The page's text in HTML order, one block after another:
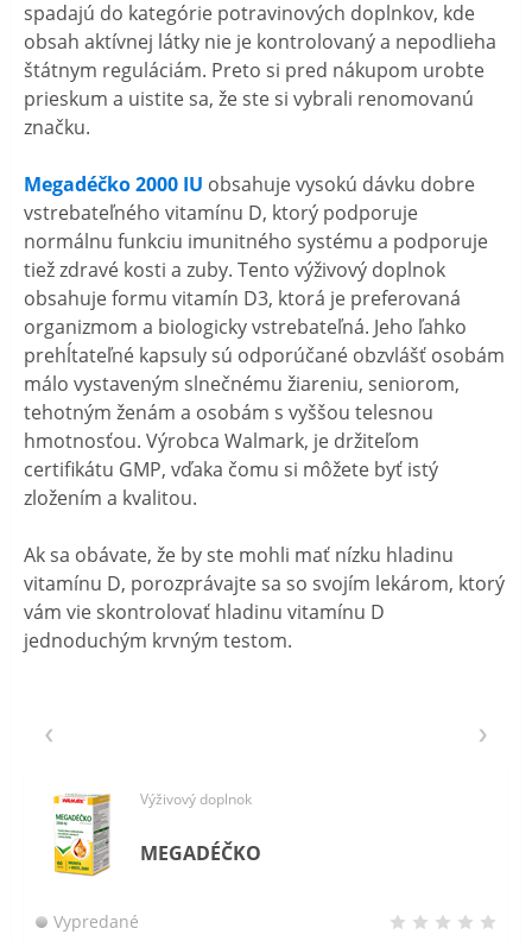
spadajú do kategórie potravinových doplnkov, kde
obsah aktívnej látky nie je kontrolovaný a nepodlieha
štátnym reguláciám. Preto si pred nákupom urobte
prieskum a uistite sa, že ste si vybrali renomovanú
značku.
Megadéčko 2000 IU obsahuje vysokú dávku dobre
vstrebateľného vitamínu D, ktorý podporuje
normálnu funkciu imunitného systému a podporuje
tiež zdravé kosti a zuby. Tento výživový doplnok
obsahuje formu vitamín D3, ktorá je preferovaná
organizmom a biologicky vstrebateľná. Jeho ľahko
prehĺtateľné kapsuly sú odporúčané obzvlášť osobám
málo vystaveným slnečnému žiareniu, seniorom,
tehotným ženám a osobám s vyššou telesnou
hmotnosťou. Výrobca Walmark, je držiteľom
certifikátu GMP, vďaka čomu si môžete byť istý
zložením a kvalitou.
Ak sa obávate, že by ste mohli mať nízku hladinu
vitamínu D, porozprávajte sa so svojím lekárom, ktorý
vám vie skontrolovať hladinu vitamínu D
jednoduchým krvným testom.
Výživový doplnok
MEGADÉČKO
Vypredané